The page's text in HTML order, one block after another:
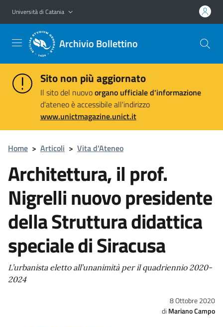
Vai al contenuto principale
Vai al menu di navigazione
Università di Catania
Archivio Bollettino
Sito non più aggiornato
Il sito del nuovoorgano ufficiale d'informazione
d'ateneo è accessibile all'indirizzo
www.unictmagazine.unict.it
Home > Articoli > Vita d'Ateneo
Architettura, il prof.
Nigrelli nuovo presidente
della Struttura didattica
speciale di Siracusa
L’urbanista eletto all’unanimità per il quadriennio 2020-
2024
8 Ottobre 2020
Mariano Campo